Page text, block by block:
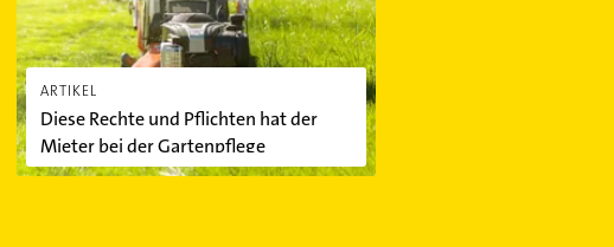
ARTIKEL
Diese Rechte und Pflichten hat der
Mieter bei der Gartenpflege